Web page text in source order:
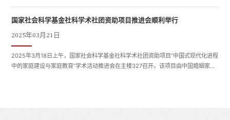
径，构建和谐健康的教育生态环境，助力幼儿健康成长。经中国家庭教育学会审批
同意，幼儿园家庭教育专业委员会启动2025年度幼儿园家庭教育系列课题申报工
作，...
国家社会科学基金社科学术社团资助项目推进会顺利举行
2025年03月21日
2025年3月18日上午，国家社会科学基金社科学术社团资助项目“中国式现代化进程
中的家庭建设与家庭教育”学术活动推进会在主楼327召开。该项目由中国婚姻家庭